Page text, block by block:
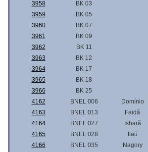
3958
BK 03
3959
BK 05
3960
BK 07
3961
BK 09
3962
BK 11
3963
BK 12
3964
BK 17
3965
BK 18
3966
BK 25
4162
BNEL 006
Domínio
4163
BNEL 013
Faidã
4164
BNEL 027
Isharã
4165
BNEL 028
Itaú
4166
BNEL 035
Nagory